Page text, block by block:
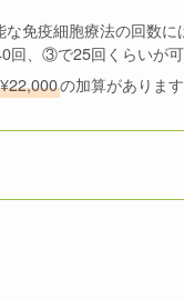
な免疫細胞療法の回
、③で25回くらいが可
の加算があります